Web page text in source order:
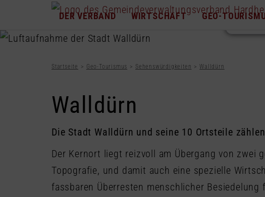
DER VERBAND WIRTSCHAFT GEO-
Startseite Geo-Tourismus Sehenswürdigkeiten Walldürn
Walldürn
Die Stadt Walldürn und seine 10 Ortsteile
Der Kernort liegt reizvoll am Übergang von zwei
Topografie, und damit auch eine spezielle
fassbaren Überresten menschlicher Besiedelung